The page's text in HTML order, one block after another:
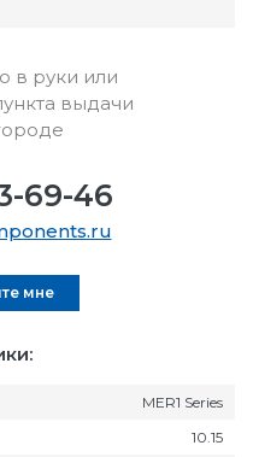
MER1 Series
10.15
в руки или
выдачи
69-46
мне